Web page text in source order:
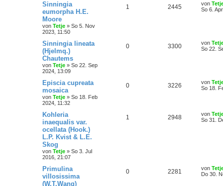
Sinningia
eumorpha H.E.
Moore
von Tetje » So 5. Nov
2023, 11:50
1 2445 von
So 6.
Sinningia lineata
(Hjelmq.)
Chautems
von Tetje » So 22. Sep
2024, 13:09
0 3300 von
So 22.
Episcia cupreata
mosaica
von Tetje » So 18. Feb
2024, 11:32
0 3226 von
So 18.
Kohleria
inaequalis var.
ocellata (Hook.)
L.P. Kvist & L.E.
Skog
von Tetje » So 3. Jul
2016, 21:07
1 2948 von
So 31.
Primulina
villosissima
(W.T.Wang)
0 2281 von
Do 30.